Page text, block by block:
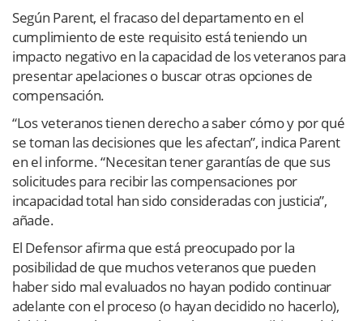
Según Parent, el fracaso del departamento en el
cumplimiento de este requisito está teniendo un
impacto negativo en la capacidad de los veteranos para
presentar apelaciones o buscar otras opciones de
compensación.
“Los veteranos tienen derecho a saber cómo y por qué
se toman las decisiones que les afectan”, indica Parent
en el informe. “Necesitan tener garantías de que sus
solicitudes para recibir las compensaciones por
incapacidad total han sido consideradas con justicia”,
añade.
El Defensor afirma que está preocupado por la
posibilidad de que muchos veteranos que pueden
haber sido mal evaluados no hayan podido continuar
adelante con el proceso (o hayan decidido no hacerlo),